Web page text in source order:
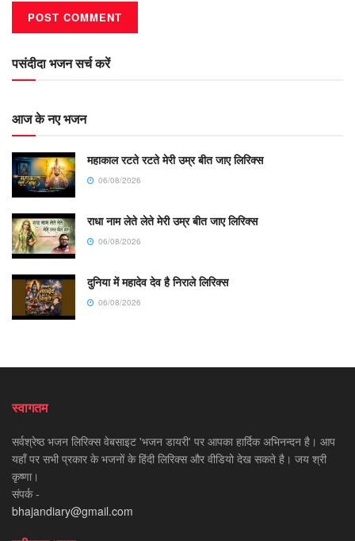
पसंदीदा भजन सर्च करें
आज के नए भजन
महाकाल रटते रटते मेरी उम्र बीत जाए लिरिक्स
06/08/2026
राधा नाम लेते लेते मेरी उम्र बीत जाए लिरिक्स
06/08/2026
दुनिया में महादेव देव है निराले लिरिक्स
06/08/2026
स्वागतम
सर्वश्रेष्ठ भजन लिरिक्स वेबसाइट 'भजन डायरी' पर आपका हार्दिक अभिनन्दन है। आप
यहाँ पर सभी प्रकार के भजनों के हिंदी लिरिक्स और वीडियो देख सकते है। जय श्री
कृष्णा।
संपर्क -
bhajandiary@gmail.com